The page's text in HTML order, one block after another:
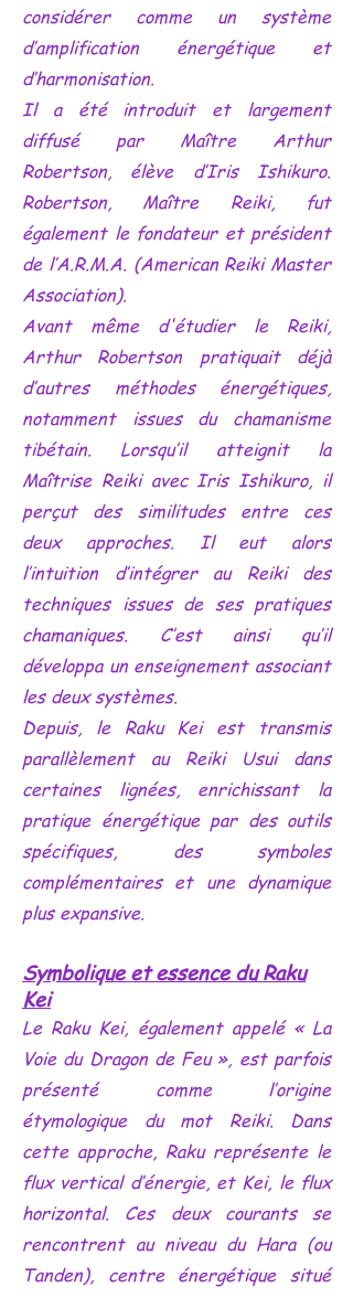
considérer comme un système
d’amplification énergétique et
d’harmonisation.
Il a été introduit et largement
diffusé par Maître Arthur
Robertson, élève d’Iris Ishikuro.
Robertson, Maître Reiki, fut
également le fondateur et président
de l’A.R.M.A. (American Reiki Master
Association).
Avant même d'étudier le Reiki,
Arthur Robertson pratiquait déjà
d’autres méthodes énergétiques,
notamment issues du chamanisme
tibétain. Lorsqu’il atteignit la
Maîtrise Reiki avec Iris Ishikuro, il
perçut des similitudes entre ces
deux approches. Il eut alors
l’intuition d’intégrer au Reiki des
techniques issues de ses pratiques
chamaniques. C’est ainsi qu’il
développa un enseignement associant
les deux systèmes.
Depuis, le Raku Kei est transmis
parallèlement au Reiki Usui dans
certaines lignées, enrichissant la
pratique énergétique par des outils
spécifiques, des symboles
complémentaires et une dynamique
plus expansive.
Symbolique et essence du Raku
Kei
Le Raku Kei, également appelé « La
Voie du Dragon de Feu », est parfois
présenté comme l’origine
étymologique du mot Reiki. Dans
cette approche, Raku représente le
flux vertical d’énergie, et Kei, le flux
horizontal. Ces deux courants se
rencontrent au niveau du Hara (ou
Tanden), centre énergétique situé